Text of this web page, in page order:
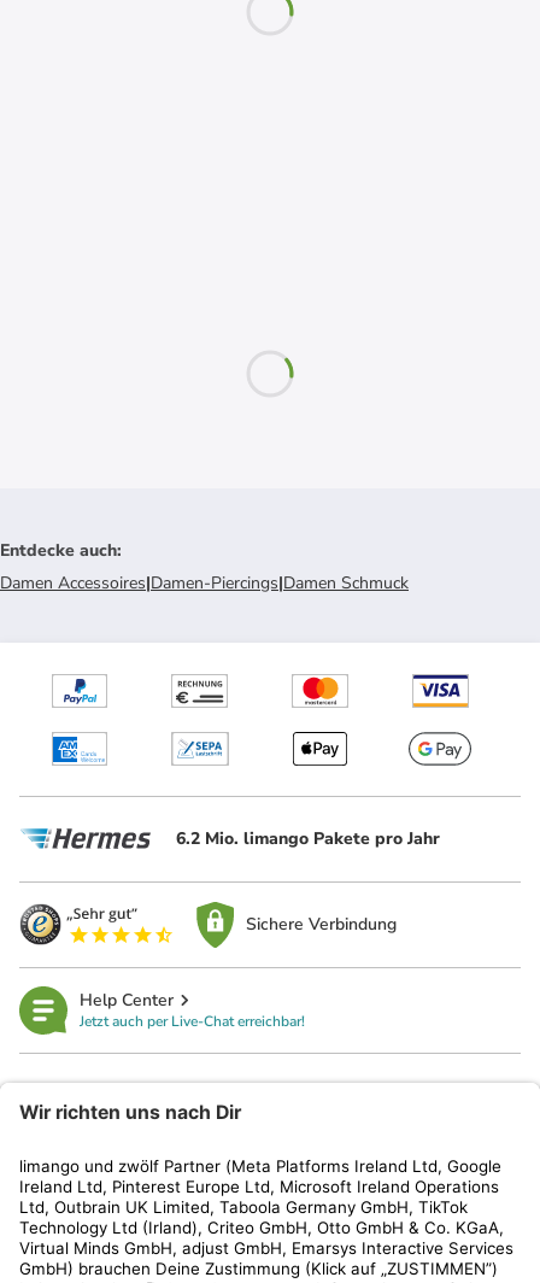
Entdecke auch:
Damen Accessoires|Damen-Piercings|Damen Schmuck
6.2 Mio. limango Pakete pro Jahr
Sichere Verbindung
Help Center
Jetzt auch per Live-Chat erreichbar!
Kundenservice
Shop